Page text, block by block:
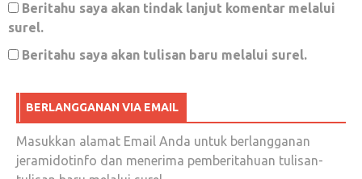
Desember 31, 2018
Beritahu saya akan tindak lanjut komentar melalui
surel.
Beritahu saya akan tulisan baru melalui surel.
BERLANGGANAN VIA EMAIL
Masukkan alamat Email Anda untuk berlangganan
jeramidotinfo dan menerima pemberitahuan tulisan-